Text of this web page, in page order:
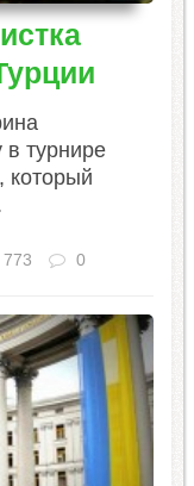
турнире
который
773 0